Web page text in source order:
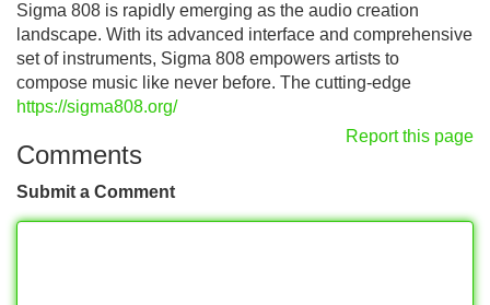
Sigma 808 is rapidly emerging as the audio creation
landscape. With its advanced interface and comprehensive
set of instruments, Sigma 808 empowers artists to
compose music like never before. The cutting-edge
https://sigma808.org/
Report this page
Comments
Submit a Comment